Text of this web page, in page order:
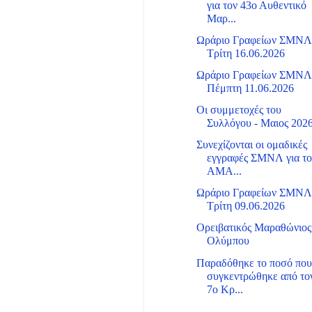
για τον 43ο Αυθεντικό
Μαρ...
Ωράριο Γραφείων ΣΜΝΛ
Τρίτη 16.06.2026
Ωράριο Γραφείων ΣΜΝΛ
Πέμπτη 11.06.2026
Οι συμμετοχές του
Συλλόγου - Μαιος
Συνεχίζονται οι ομαδικές
εγγραφές ΣΜΝΛ για
ΑΜΑ...
Ωράριο Γραφείων ΣΜΝΛ
Τρίτη 09.06.2026
Ορειβατικός Μαραθώνιος
Ολύμπου
Παραδόθηκε το ποσό που
συγκεντρώθηκε από
7ο Κρ...